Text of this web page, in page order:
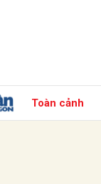
Toàn cảnh